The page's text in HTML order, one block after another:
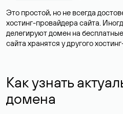
Это простой, но не всегда
хостинг-провайдера сайта.
делегируют домен на
сайта хранятся у другого
Как узнать
домена